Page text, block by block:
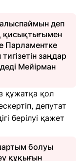
деп
қисықтығымен
Парламентке
заңдар
Мейірман
құжатқа қол
депутат
берілуі қажет
болуы
құқығын